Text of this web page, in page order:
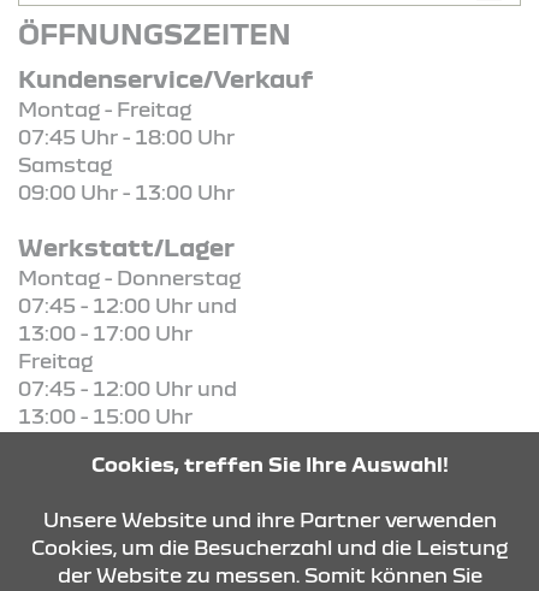
ÖFFNUNGSZEITEN
Kundenservice/Verkauf
Montag - Freitag
07:45 Uhr - 18:00 Uhr
Samstag
09:00 Uhr - 13:00 Uhr
Werkstatt/Lager
Montag - Donnerstag
07:45 - 12:00 Uhr und
13:00 - 17:00 Uhr
Freitag
07:45 - 12:00 Uhr und
13:00 - 15:00 Uhr
Cookies, treffen Sie Ihre Auswahl!
Unsere Website und ihre Partner verwenden
Cookies, um die Besucherzahl und die Leistung
der Website zu messen. Somit können Sie